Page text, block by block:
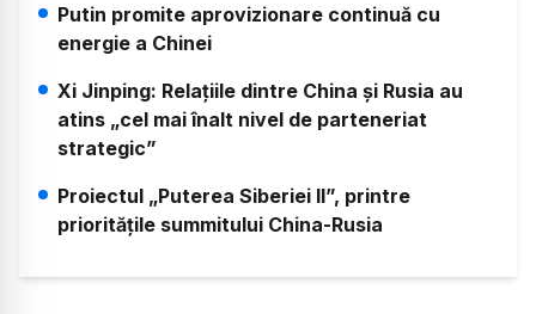
Putin promite aprovizionare continuă cu
energie a Chinei
Xi Jinping: Relațiile dintre China și Rusia au
atins „cel mai înalt nivel de parteneriat
strategic”
Proiectul „Puterea Siberiei II”, printre
prioritățile summitului China-Rusia